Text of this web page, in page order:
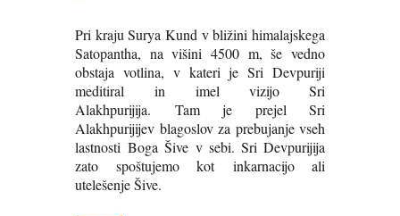
Pri kraju Surya Kund v bližini himalajskega
Satopantha, na višini 4500 m, še vedno
obstaja votlina, v kateri je Sri Devpuriji
meditiral in imel vizijo Sri
Alakhpurijija. Tam je prejel Sri
Alakhpurijijev blagoslov za prebujanje vseh
lastnosti Boga Šive v sebi. Sri Devpurijija
zato spoštujemo kot inkarnacijo ali
utelešenje Šive.